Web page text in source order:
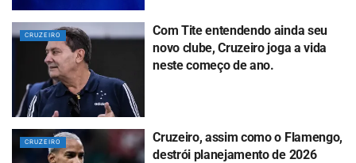
CRUZEIRO
Com Tite entendendo ainda seu
novo clube, Cruzeiro joga a vida
neste começo de ano.
CRUZEIRO
Cruzeiro, assim como o Flamengo,
destrói planejamento de 2026